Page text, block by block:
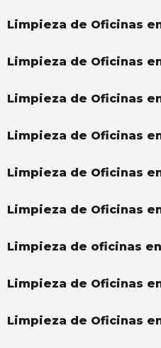
Limpieza de Oficinas
Limpieza de Oficinas
Limpieza de Oficinas
Limpieza de Oficinas
Limpieza de Oficinas
Limpieza de Oficinas
Limpieza de oficinas
Limpieza de Oficinas
Limpieza de Oficinas